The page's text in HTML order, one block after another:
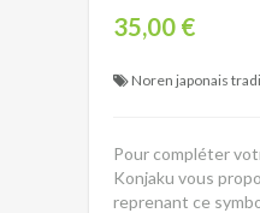
35,00 €
Noren japonais
Pour compléter
Konjaku vous
reprenant ce